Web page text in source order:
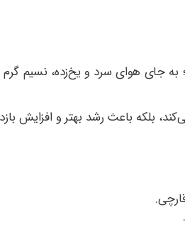
جای هوای سرد و یخ‌زده، نسیم
بلکه باعث رشد بهتر و